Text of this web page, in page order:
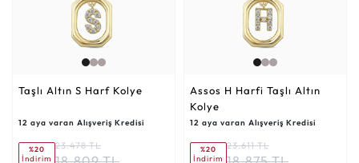
Taşlı Altın S Harf Kolye
12 aya varan Alışveriş Kredisi
%20
İndirim
23.478 TL
Assos H Harfi Taşlı Altın
Kolye
12 aya varan Alışveriş Kredisi
%20
İndirim
23.611 TL